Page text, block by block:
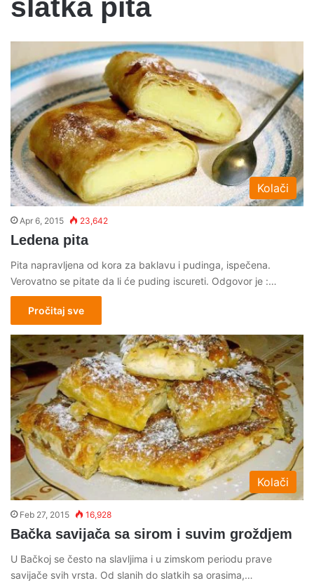
slatka pita
Kolači
Apr 6, 2015 23,642
Ledena pita
Pita napravljena od kora za baklavu i pudinga, ispečena.
Verovatno se pitate da li će puding iscureti. Odgovor je :…
Pročitaj sve
Kolači
Feb 27, 2015 16,928
Bačka savijača sa sirom i suvim groždjem
U Bačkoj se često na slavljima i u zimskom periodu prave
savijače svih vrsta. Od slanih do slatkih sa orasima,…